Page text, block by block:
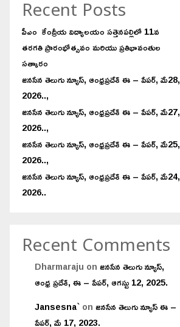
Recent Posts
పీఎం కేంద్రీయ విద్యాలయం సత్తెనపల్లిలో 11వ
తరగతి ప్రారంభోత్సవం మరియు ప్రతిభావంతుల
సత్కారం
జనసేన తెలుగు న్యూస్, ఆంధ్రప్రదేశ్ ఈ – పేపర్, మే28,
2026..,
జనసేన తెలుగు న్యూస్, ఆంధ్రప్రదేశ్ ఈ – పేపర్, మే27,
2026..,
జనసేన తెలుగు న్యూస్, ఆంధ్రప్రదేశ్ ఈ – పేపర్, మే25,
2026..,
జనసేన తెలుగు న్యూస్, ఆంధ్రప్రదేశ్ ఈ – పేపర్, మే24,
2026..
Recent Comments
Dharmaraju onజనసేన తెలుగు న్యూస్,
ఆంధ్ర ప్రదేశ్, ఈ – పేపర్, ఆగస్టు 12, 2025.
Jansesna`onజనసేన తెలుగు న్యూస్ ఈ –
పేపర్, మే 17, 2023.